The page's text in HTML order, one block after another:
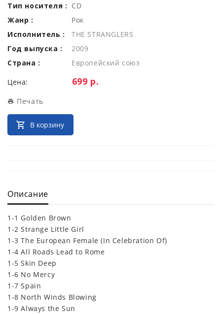
Тип носителя : CD
Жанр :
Рок
Исполнитель :
THE STRANGLERS
Год выпуска :
2009
Страна :
Европейский союз
Цена: Цена:
699 р.
Печать
В корзину
Описание
1-1 Golden Brown
1-2 Strange Little Girl
1-3 The European Female (In Celebration Of)
1-4 All Roads Lead to Rome
1-5 Skin Deep
1-6 No Mercy
1-7 Spain
1-8 North Winds Blowing
1-9 Always the Sun